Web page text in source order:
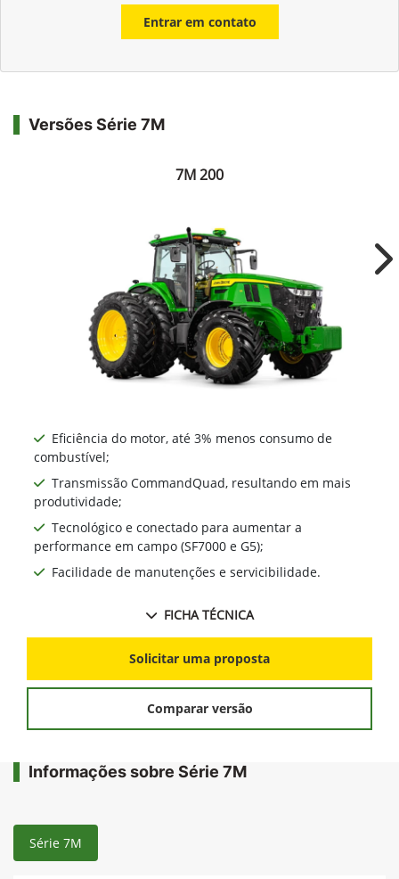
Entrar em contato
Versões Série 7M
7M 200
Eficiência do motor, até 3% menos consumo de
combustível;
Transmissão CommandQuad, resultando em mais
produtividade;
Tecnológico e conectado para aumentar a
performance em campo (SF7000 e G5);
Facilidade de manutenções e servicibilidade.
FICHA TÉCNICA
Solicitar uma proposta
Comparar versão
Informações sobre Série 7M
Série 7M